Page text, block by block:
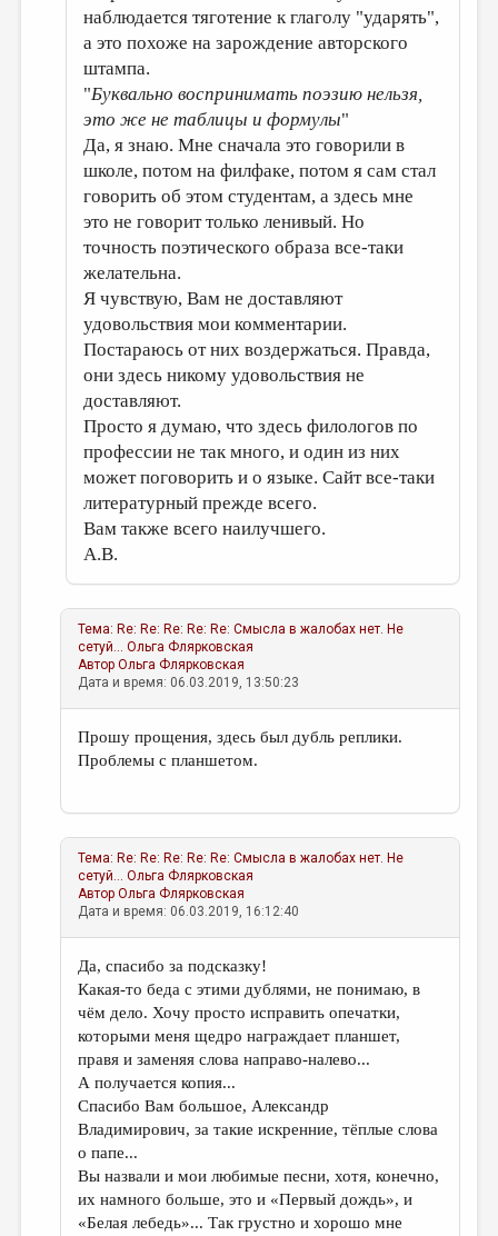
наблюдается тяготение к глаголу "ударять",
а это похоже на зарождение авторского
штампа.
"Буквально воспринимать поэзию нельзя,
это же не таблицы и формулы"
Да, я знаю. Мне сначала это говорили в
школе, потом на филфаке, потом я сам стал
говорить об этом студентам, а здесь мне
это не говорит только ленивый. Но
точность поэтического образа все-таки
желательна.
Я чувствую, Вам не доставляют
удовольствия мои комментарии.
Постараюсь от них воздержаться. Правда,
они здесь никому удовольствия не
доставляют.
Просто я думаю, что здесь филологов по
профессии не так много, и один из них
может поговорить и о языке. Сайт все-таки
литературный прежде всего.
Вам также всего наилучшего.
А.В.
Тема: Re: Re: Re: Re: Re: Смысла в жалобах нет. Не
сетуй... Ольга Флярковская
АвторОльга Флярковская
Дата и время: 06.03.2019, 13:50:23
Прошу прощения, здесь был дубль реплики.
Проблемы с планшетом.
Тема: Re: Re: Re: Re: Re: Смысла в жалобах нет. Не
сетуй... Ольга Флярковская
АвторОльга Флярковская
Дата и время: 06.03.2019, 16:12:40
Да, спасибо за подсказку!
Какая-то беда с этими дублями, не понимаю, в
чём дело. Хочу просто исправить опечатки,
которыми меня щедро награждает планшет,
правя и заменяя слова направо-налево...
А получается копия...
Спасибо Вам большое, Александр
Владимирович, за такие искренние, тёплые слова
о папе...
Вы назвали и мои любимые песни, хотя, конечно,
их намного больше, это и «Первый дождь», и
«Белая лебедь»... Так грустно и хорошо мне